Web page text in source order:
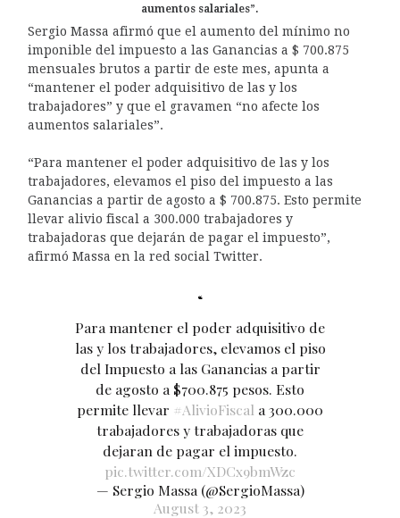
aumentos salariales”.
Sergio Massa afirmó que el aumento del mínimo no
imponible del impuesto a las Ganancias a $ 700.875
mensuales brutos a partir de este mes, apunta a
“mantener el poder adquisitivo de las y los
trabajadores” y que el gravamen “no afecte los
aumentos salariales”.
“Para mantener el poder adquisitivo de las y los
trabajadores, elevamos el piso del impuesto a las
Ganancias a partir de agosto a $ 700.875. Esto permite
llevar alivio fiscal a 300.000 trabajadores y
trabajadoras que dejarán de pagar el impuesto”,
afirmó Massa en la red social Twitter.
Para mantener el poder adquisitivo de
las y los trabajadores, elevamos el piso
del Impuesto a las Ganancias a partir
de agosto a $700.875 pesos. Esto
permite llevar #AlivioFiscal a 300.000
trabajadores y trabajadoras que
dejaran de pagar el impuesto.
pic.twitter.com/XDCx9bmWzc
— Sergio Massa (@SergioMassa)
August 3, 2023